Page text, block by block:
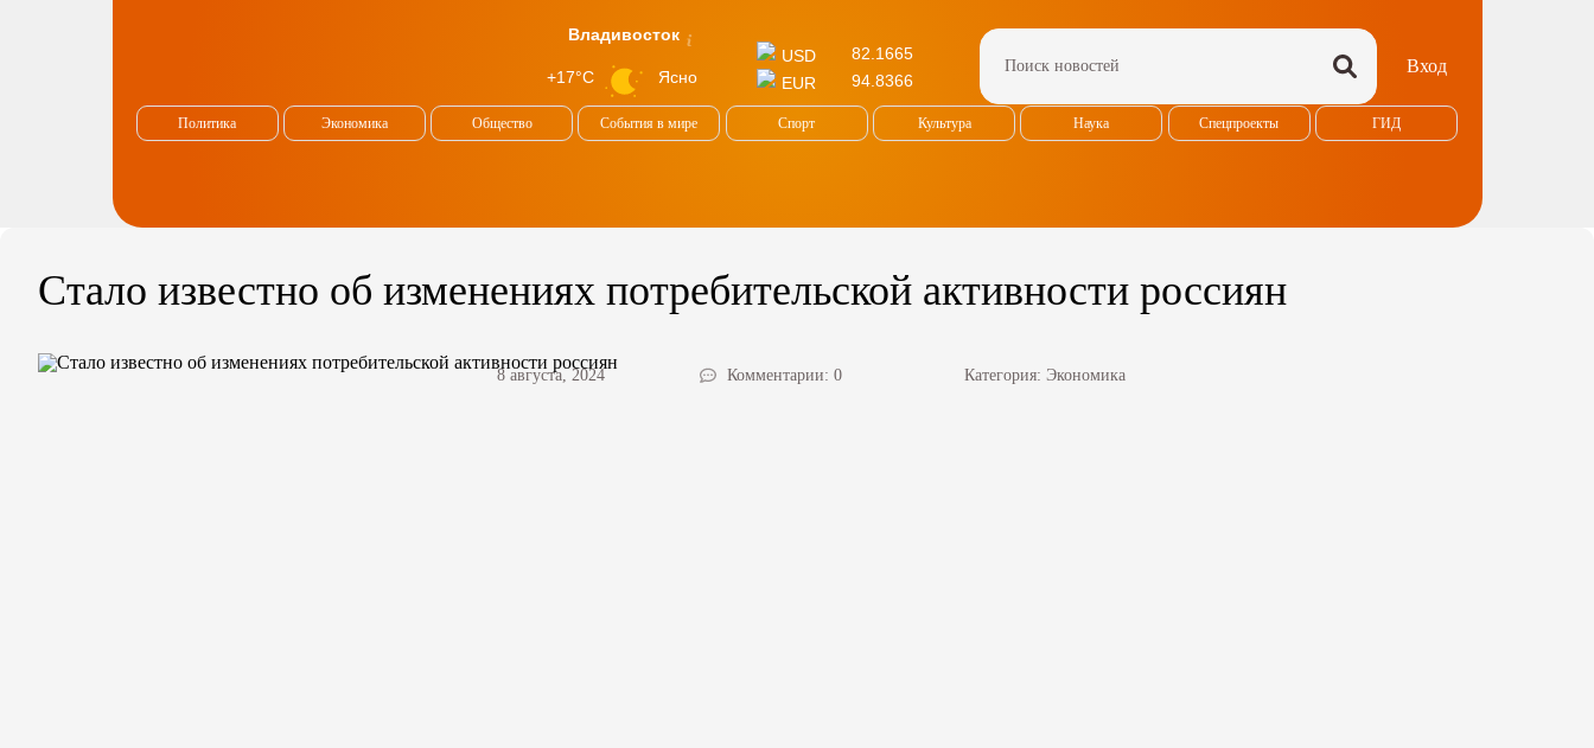
Владивосток
+17°C Ясно
USD
82.1665
EUR
94.8366
Вход
Политика Экономика Общество События в мире Спорт Культура Наука Спецпроекты ГИД
Стало известно об изменениях потребительской активности россиян
8 августа, 2024 Комментарии: 0 Категория:Экономика